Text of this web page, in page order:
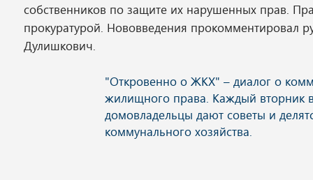
собственников по защите их нарушенных прав.
прокуратурой. Нововведения прокомментировал
Дулишкович.